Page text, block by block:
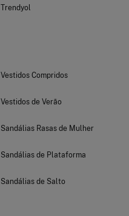
Trendyol
Vestidos Compridos
Vestidos de Verão
Sandálias Rasas de Mulher
Sandálias de Plataforma
Sandálias de Salto